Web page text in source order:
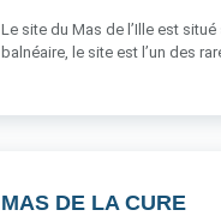
Le site du Mas de l’Ille est
balnéaire, le site est l’un des
MAS DE LA CURE